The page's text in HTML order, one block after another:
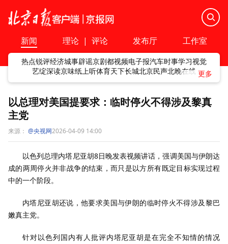
新闻 理论 | 评论 发布厅 工作室
热点锐评经济城事辟谣京剧都视频电子报汽车时事学习视觉
艺绽深读京味纸上听体育天下长城北京民声北晚在线
以总理对美国提要求：临时停火不得涉及黎真
主党
来源： @央视网2026-04-09 14:00
以色列总理内塔尼亚胡8日晚发表视频讲话，强调美国与伊朗达
成的两周停火并非战争的结束，而只是以方所有既定目标实现过程
中的一个阶段。
内塔尼亚胡还说，他要求美国与伊朗的临时停火不得涉及黎巴
嫩真主党。
针对以色列国内有人批评内塔尼亚胡是在完全不知情的情况